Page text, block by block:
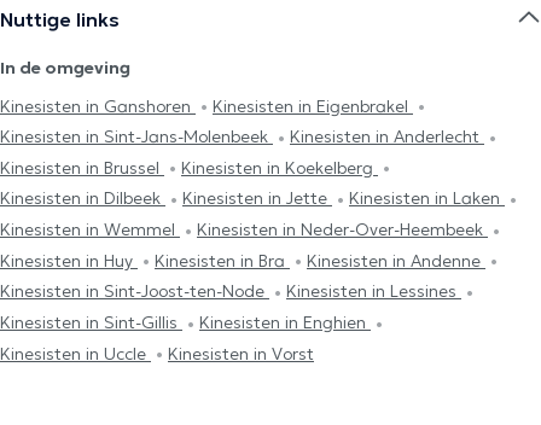
Nuttige links
In de omgeving
Kinesisten in Ganshoren
Kinesisten in Eigenbrakel
Kinesisten in Sint-Jans-Molenbeek
Kinesisten in Anderlecht
Kinesisten in Brussel
Kinesisten in Koekelberg
Kinesisten in Dilbeek
Kinesisten in Jette
Kinesisten in Laken
Kinesisten in Wemmel
Kinesisten in Neder-Over-Heembeek
Kinesisten in Huy
Kinesisten in Bra
Kinesisten in Andenne
Kinesisten in Sint-Joost-ten-Node
Kinesisten in Lessines
Kinesisten in Sint-Gillis
Kinesisten in Enghien
Kinesisten in Uccle
Kinesisten in Vorst